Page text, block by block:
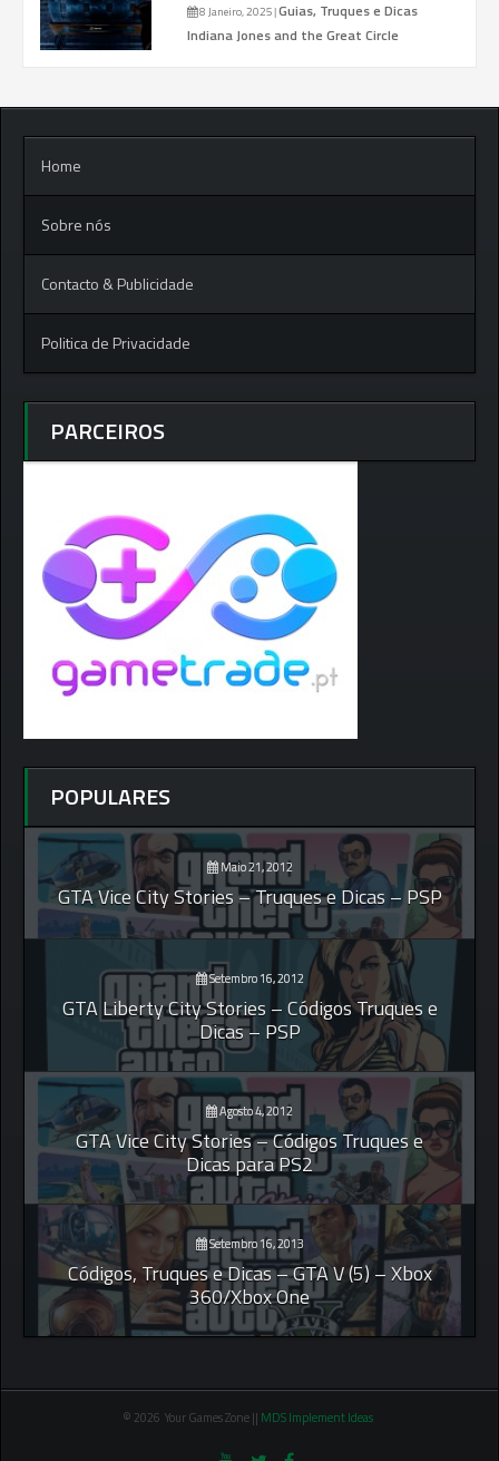
8 Janeiro, 2025|Guias, Truques e Dicas
Indiana Jones and the Great Circle
Home
Sobre nós
Contacto & Publicidade
Politica de Privacidade
PARCEIROS
POPULARES
Maio 21, 2012
GTA Vice City Stories – Truques e Dicas – PSP
Setembro 16, 2012
GTA Liberty City Stories – Códigos Truques e
Dicas – PSP
Agosto 4, 2012
GTA Vice City Stories – Códigos Truques e
Dicas para PS2
Setembro 16, 2013
Códigos, Truques e Dicas – GTA V (5) – Xbox
360/Xbox One
© 2026 Your Games Zone || MDS Implement Ideas